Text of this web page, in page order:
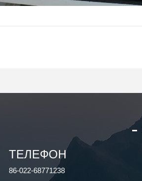
ТЕЛЕФОН
86-022-68771238